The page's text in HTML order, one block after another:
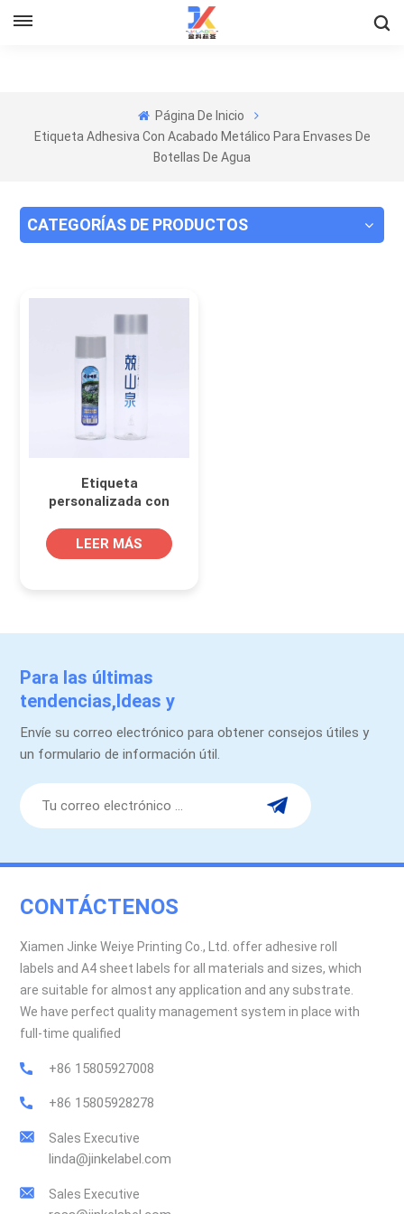
Página De Inicio
Etiqueta Adhesiva Con Acabado Metálico Para Envases De
Botellas De Agua
CATEGORÍAS DE PRODUCTOS
Etiqueta
personalizada con
envases de agua
potable
LEER MÁS
Para las últimas
tendencias,Ideas y
promociones.
Envíe su correo electrónico para obtener consejos útiles y
un formulario de información útil.
CONTÁCTENOS
Xiamen Jinke Weiye Printing Co., Ltd. offer adhesive roll
labels and A4 sheet labels for all materials and sizes, which
are suitable for almost any application and any substrate.
We have perfect quality management system in place with
full-time qualified
+86 15805927008
+86 15805928278
Sales Executive
linda@jinkelabel.com
Sales Executive